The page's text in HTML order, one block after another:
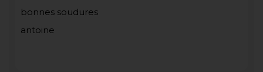
bonnes soudures
antoine